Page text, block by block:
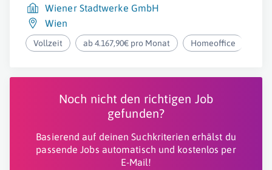
Wiener Stadtwerke GmbH
Wien
Vollzeit ab 4.167,90€ pro Monat Homeoffice
Noch nicht den richtigen Job
gefunden?
Basierend auf deinen Suchkriterien erhälst du
passende Jobs automatisch und kostenlos per
E-Mail!